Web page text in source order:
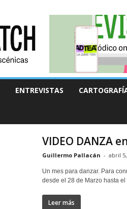
ENTREVISTAS
VIDEO DANZA
Guillermo Pallacán - abril
Un mes para danzar. Para
desde el 28 de Marzo hasta
Leer más